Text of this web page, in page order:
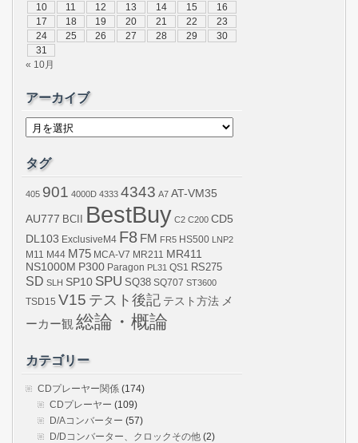
10
11 12 13 14 15
16
17
18 19 20 21 22
23
24
25 26 27 28 29
30
31
« 10月
アーカイブ
ア
イ
ブ
タグ
405 901 4000D 4333 4343 A7 AT-VM35
AU777 BCII BestBuy C2 C200 CD5
DL103 ExclusiveM4 F8 FM FR5 HS500 LNP2
M11
M44 M75 MCA-V7 MR211 MR411
NS1000M P300 Paragon PL31 QS1 RS275
SD SLH SP10 SPU SQ38 SQ707 ST3600
TSD15 V15 テスト後記 テスト方法 メ
ーカー観 総論・概論
カテゴリー
CDプレーヤー関係 (174)
CDプレーヤー (109)
D/Aコンバーター (57)
D/Dコンバーター、クロックその他 (2)